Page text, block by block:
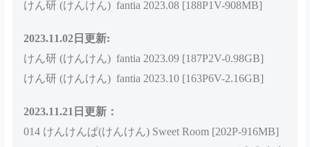
けん研 (けんけん) fantia 2023.04 [137P1V-635MB]
けん研 (けんけん) fantia 2023.06 [155P4V-976MB]
けん研 (けんけん) fantia 2023.07 [197P1V-877MB]
013 けんけんは?(けんけん) in secret [180P-900MB]
2023.09.07日更新:
けん研 (けんけん) fantia 2023.08 [188P1V-908MB]